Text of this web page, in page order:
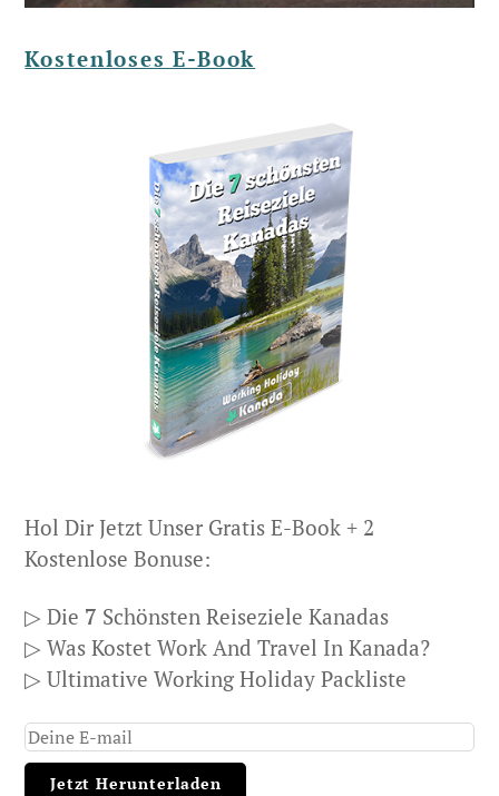
Kostenloses E-Book
Hol Dir Jetzt Unser Gratis E-Book + 2
Kostenlose Bonuse:
▷ Die 7 Schönsten Reiseziele Kanadas
▷ Was Kostet Work And Travel In Kanada?
▷ Ultimative Working Holiday Packliste